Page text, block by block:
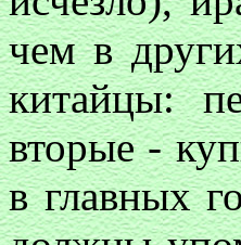
чем в
китайцы:
вторые -
в главных